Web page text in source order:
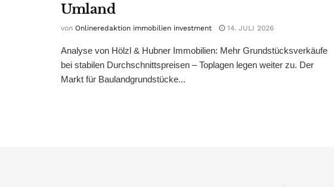
Umland
von Onlineredaktion immobilien investment 14. JULI 2026
Analyse von Hölzl & Hubner Immobilien: Mehr Grundstücksverkäufe
bei stabilen Durchschnittspreisen – Toplagen legen weiter zu. Der
Markt für Baulandgrundstücke...